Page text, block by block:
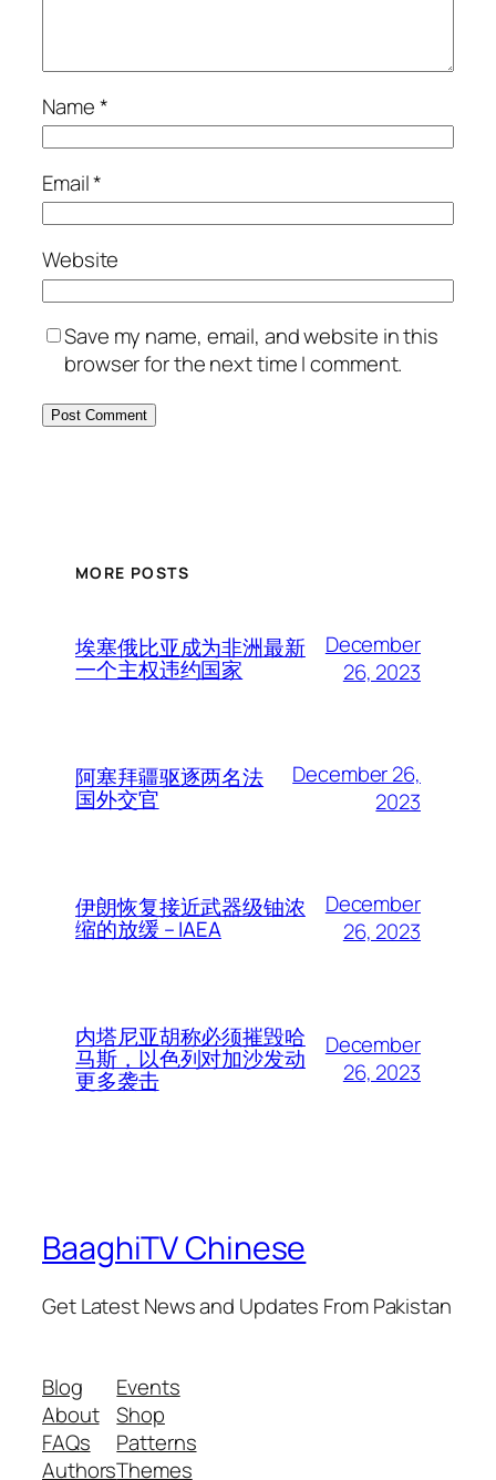
Name*
Email*
Website
Save my name, email, and website in this
browser for the next time I comment.
MORE POSTS
埃塞俄比亚成为非洲最新
一个主权违约国家
December
26, 2023
阿塞拜疆驱逐两名法
国外交官
December 26,
2023
伊朗恢复接近武器级铀浓
缩的放缓 – IAEA
December
26, 2023
内塔尼亚胡称必须摧毁哈
马斯，以色列对加沙发动
更多袭击
December
26, 2023
BaaghiTV Chinese
Get Latest News and Updates From Pakistan
Blog
About
FAQs
Authors
Events
Shop
Patterns
Themes